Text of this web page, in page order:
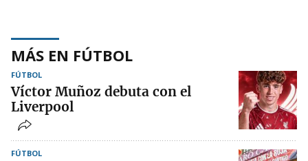
MÁS EN FÚTBOL
FÚTBOL
Víctor Muñoz debuta con el
Liverpool
FÚTBOL